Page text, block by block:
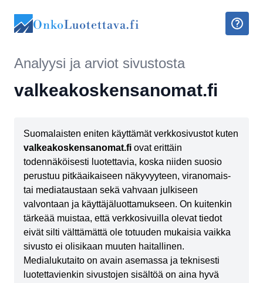
OnkoLuotettava.fi
Analyysi ja arviot sivustosta
valkeakoskensanomat.fi
Suomalaisten eniten käyttämät verkkosivustot kuten
valkeakoskensanomat.fi ovat erittäin
todennäköisesti luotettavia, koska niiden suosio
perustuu pitkäaikaiseen näkyvyyteen, viranomais-
tai mediataustaan sekä vahvaan julkiseen
valvontaan ja käyttäjäluottamukseen. On kuitenkin
tärkeää muistaa, että verkkosivuilla olevat tiedot
eivät silti välttämättä ole totuuden mukaisia vaikka
sivusto ei olisikaan muuten haitallinen.
Medialukutaito on avain asemassa ja teknisesti
luotettavienkin sivustojen sisältöä on aina hyvä